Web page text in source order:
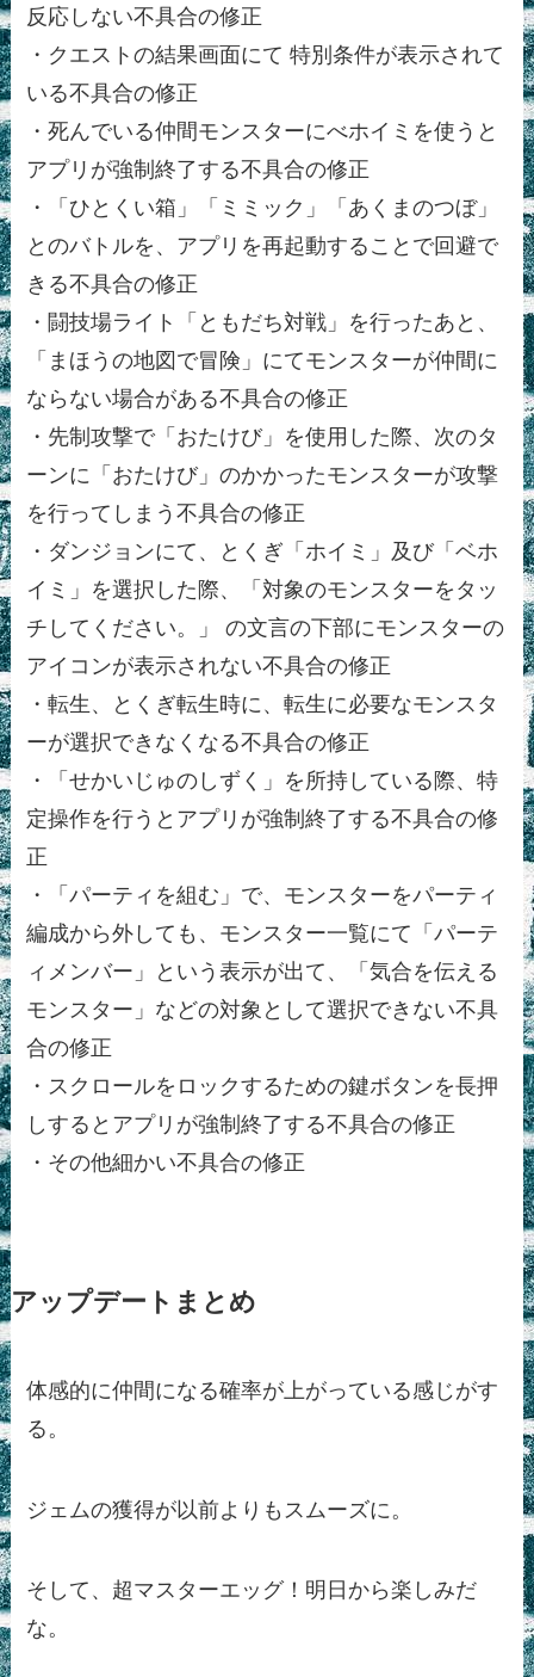
反応しない不具合の修正
・クエストの結果画面にて 特別条件が表示されて
いる不具合の修正
・死んでいる仲間モンスターにべホイミを使うと
アプリが強制終了する不具合の修正
・「ひとくい箱」「ミミック」「あくまのつぼ」
とのバトルを、アプリを再起動することで回避で
きる不具合の修正
・闘技場ライト「ともだち対戦」を行ったあと、
「まほうの地図で冒険」にてモンスターが仲間に
ならない場合がある不具合の修正
・先制攻撃で「おたけび」を使用した際、次のタ
ーンに「おたけび」のかかったモンスターが攻撃
を行ってしまう不具合の修正
・ダンジョンにて、とくぎ「ホイミ」及び「ベホ
イミ」を選択した際、「対象のモンスターをタッ
チしてください。」 の文言の下部にモンスターの
アイコンが表示されない不具合の修正
・転生、とくぎ転生時に、転生に必要なモンスタ
ーが選択できなくなる不具合の修正
・「せかいじゅのしずく」を所持している際、特
定操作を行うとアプリが強制終了する不具合の修
正
・「パーティを組む」で、モンスターをパーティ
編成から外しても、モンスター一覧にて「パーテ
ィメンバー」という表示が出て、「気合を伝える
モンスター」などの対象として選択できない不具
合の修正
・スクロールをロックするための鍵ボタンを長押
しするとアプリが強制終了する不具合の修正
・その他細かい不具合の修正
アップデートまとめ
体感的に仲間になる確率が上がっている感じがす
る。
ジェムの獲得が以前よりもスムーズに。
そして、超マスターエッグ！明日から楽しみだ
な。